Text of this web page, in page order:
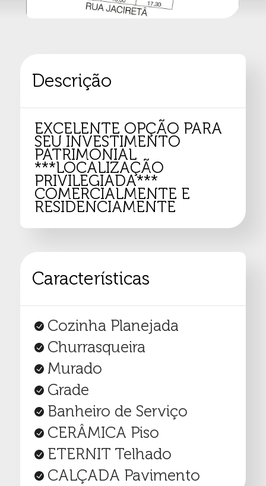
Descrição
EXCELENTE OPÇÃO PARA
SEU INVESTIMENTO
PATRIMONIAL
***LOCALIZAÇÃO
PRIVILEGIADA***
COMERCIALMENTE E
RESIDENCIAMENTE
Características
Cozinha Planejada
Churrasqueira
Murado
Grade
Banheiro de Serviço
CERÂMICA Piso
ETERNIT Telhado
CALÇADA Pavimento